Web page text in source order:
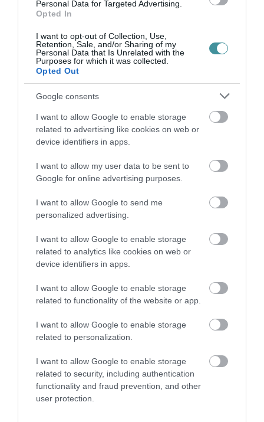
Personal Data for Targeted Advertising.
Opted In
I want to opt-out of Collection, Use,
Retention, Sale, and/or Sharing of my
Personal Data that Is Unrelated with the
Purposes for which it was collected.
Opted Out
Google consents
I want to allow Google to enable storage
related to advertising like cookies on web or
device identifiers in apps.
I want to allow my user data to be sent to
Google for online advertising purposes.
I want to allow Google to send me
personalized advertising.
I want to allow Google to enable storage
related to analytics like cookies on web or
device identifiers in apps.
I want to allow Google to enable storage
related to functionality of the website or app.
I want to allow Google to enable storage
related to personalization.
I want to allow Google to enable storage
related to security, including authentication
functionality and fraud prevention, and other
user protection.
A GYAKORNOKI MUNKA: LEHETŐSÉGEK ÉS
KIHÍVÁSOK A KARRIER KE...
2026. augusztus 09|Promóció
35 PERCES TANÓRÁK ÉS KEVESEBB HÁZI
FELADAT JÖHET AZ ALSÓ ...
2026. augusztus 08
BAKA ANDRÁST JELÖLI KÖZTÁRSASÁGI
2026. augusztus 08|Mindenki ügye
TELJES SZAKÍTÁS JÖN A...
2026. augusztus 08 Mindenki ügye